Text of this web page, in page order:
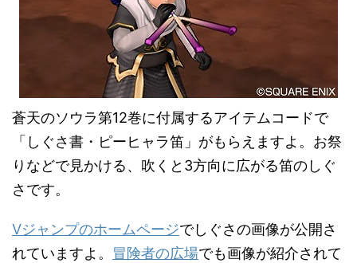
蒼天のソウラ第12巻に付属するアイテムコードで
「しぐさ書・ピーヒャラ笛」がもらえますよ。お祭
りなどで見かける、吹くと3方向に広がる笛のしぐ
さです。
Vジャンプのホームページでしぐさの画像が公開さ
れていますよ。 冒険者の広場でも画像が紹介されて